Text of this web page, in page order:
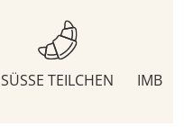
SÜSSE TEILCHEN